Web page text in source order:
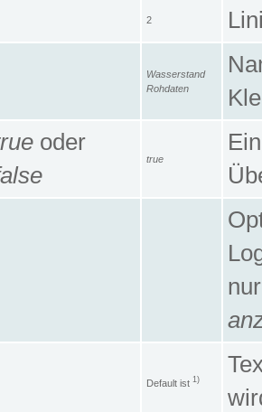
2
Wasserstand
Rohdaten
oder
true
Default ist 1)